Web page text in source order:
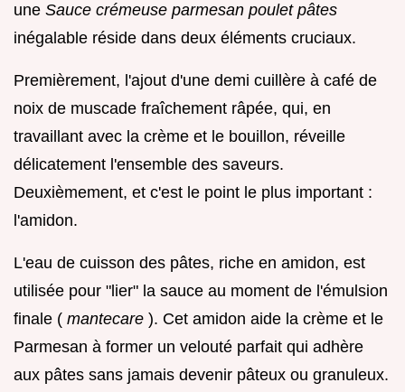
une Sauce crémeuse parmesan poulet pâtes
inégalable réside dans deux éléments cruciaux.
Premièrement, l'ajout d'une demi cuillère à café de
noix de muscade fraîchement râpée, qui, en
travaillant avec la crème et le bouillon, réveille
délicatement l'ensemble des saveurs.
Deuxièmement, et c'est le point le plus important :
l'amidon.
L'eau de cuisson des pâtes, riche en amidon, est
utilisée pour "lier" la sauce au moment de l'émulsion
finale ( mantecare ). Cet amidon aide la crème et le
Parmesan à former un velouté parfait qui adhère
aux pâtes sans jamais devenir pâteux ou granuleux.